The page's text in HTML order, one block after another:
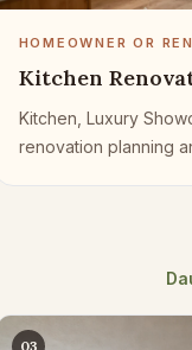
HOMEOWNER OR
Kitchen
Kitchen, Luxury
renovation planning
03